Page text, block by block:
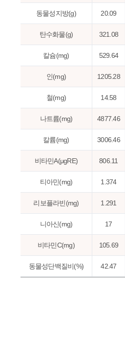
동물성지방(g) 20.09
탄수화물(g) 321.08
칼슘(mg) 529.64
인(mg) 1205.28
철(mg) 14.58
나트륨(mg) 4877.46
칼륨(mg) 3006.46
비타민A(μgRE) 806.11
티아민(mg) 1.374
리보플라빈(mg) 1.291
니아신(mg) 17
비타민C(mg) 105.69
동물성단백질비(%) 42.47